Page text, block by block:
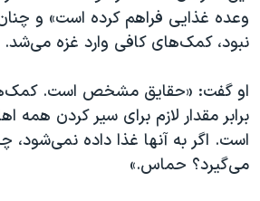
وعده غذایی فراهم کرده است» و
نبود، کمک‌های کافی وارد غزه می‌شد.
او گفت: «حقایق مشخص است.
برابر مقدار لازم برای سیر کردن همه
است. اگر به آنها غذا داده
می‌گیرد؟ حماس.»